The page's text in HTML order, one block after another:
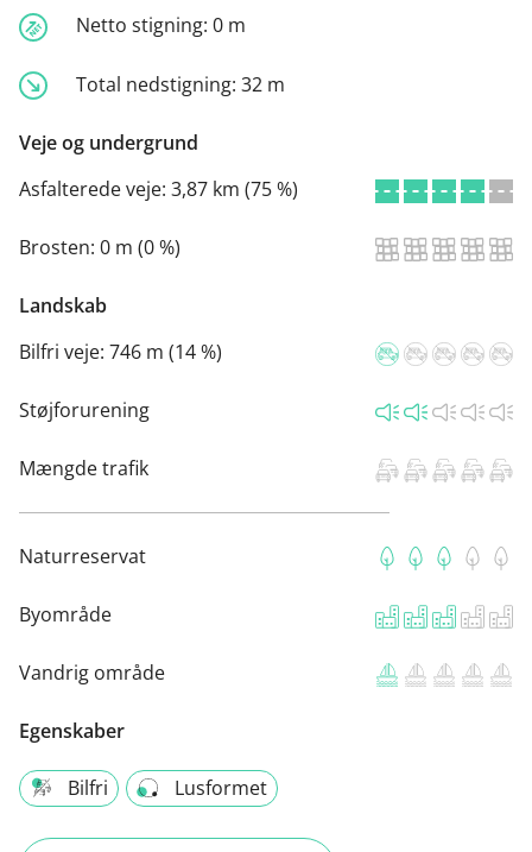
Netto stigning: 0 m
Total nedstigning: 32 m
Veje og undergrund
Asfalterede veje: 3,87 km (75 %)
Brosten: 0 m (0 %)
Landskab
Bilfri veje: 746 m (14 %)
Støjforurening
Mængde trafik
Naturreservat
Byområde
Vandrig område
Egenskaber
Bilfri Lusformet